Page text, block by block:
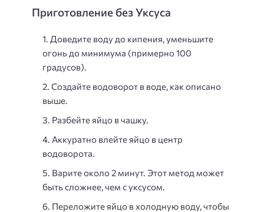
Приготовление без Уксуса
Доведите воду до кипения, уменьшите
огонь до минимума (примерно 100
градусов).
Создайте водоворот в воде, как описано
выше.
Разбейте яйцо в чашку.
Аккуратно влейте яйцо в центр
водоворота.
Варите около 2 минут. Этот метод может
быть сложнее, чем с уксусом.
Переложите яйцо в холодную воду, чтобы